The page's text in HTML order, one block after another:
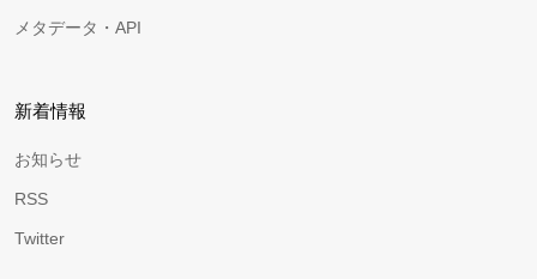
メタデータ・API
新着情報
お知らせ
RSS
Twitter